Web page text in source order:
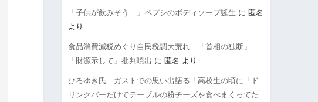
「子供が飲みそう…」ペプシのボディソープ誕生 に 匿名
より
食品消費減税めぐり自民税調大荒れ 「首相の独断」
「財源示して」批判噴出 に 匿名 より
ひろゆき氏 ガストでの思い出語る「高校生の頃に「ド
リンクバーだけでテーブルの粉チーズを食べまくってた